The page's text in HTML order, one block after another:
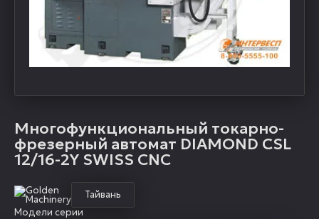
Многофункциональный токарно-
фрезерный автомат DIAMOND CSL
12/16-2Y SWISS CNC
Тайвань
Модели серии